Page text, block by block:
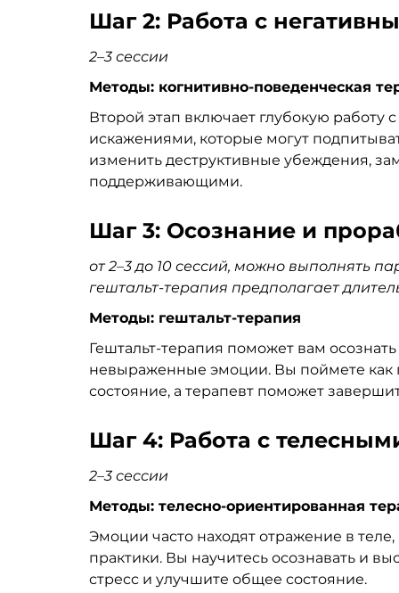
Шаг 2: Работа с
2–3 сессии
Методы: когнитивно-поведенческая
Второй этап включает глубокую
искажениями, которые могут
изменить деструктивные убеждения,
поддерживающими.
Шаг 3: Осознание и
от 2–3 до 10 сессий, можно выполнять
гештальт-терапия предполагает
Методы: гештальт-терапия
Гештальт-терапия поможет вам
невыраженные эмоции. Вы поймете
состояние, а терапевт поможет
Шаг 4: Работа с
2–3 сессии
Методы: телесно-ориентированная
Эмоции часто находят отражение в
практики. Вы научитесь осознавать и
стресс и улучшите общее состояние.